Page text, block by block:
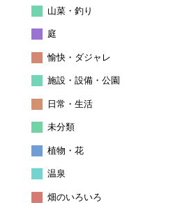
山菜・釣り
庭
愉快・ダジャレ
施設・設備・公園
日常・生活
未分類
植物・花
温泉
畑のいろいろ